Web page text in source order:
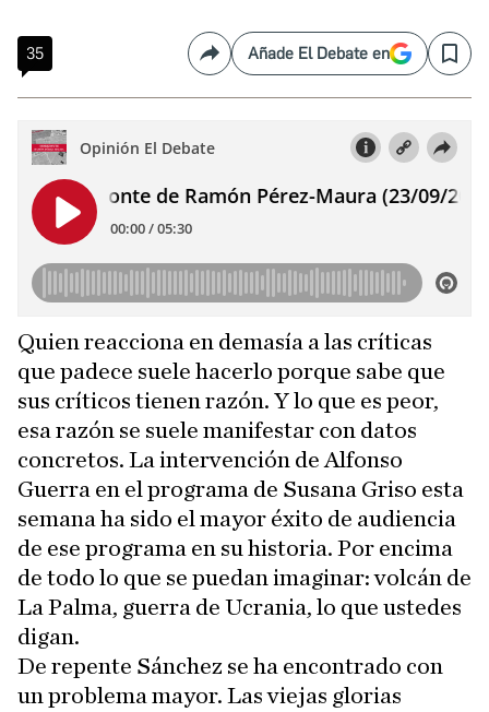
35 CompartirAñade El Debate en Save
Quien reacciona en demasía a las críticas
que padece suele hacerlo porque sabe que
sus críticos tienen razón. Y lo que es peor,
esa razón se suele manifestar con datos
concretos. La intervención de Alfonso
Guerra en el programa de Susana Griso esta
semana ha sido el mayor éxito de audiencia
de ese programa en su historia. Por encima
de todo lo que se puedan imaginar: volcán de
La Palma, guerra de Ucrania, lo que ustedes
digan.
De repente Sánchez se ha encontrado con
un problema mayor. Las viejas glorias